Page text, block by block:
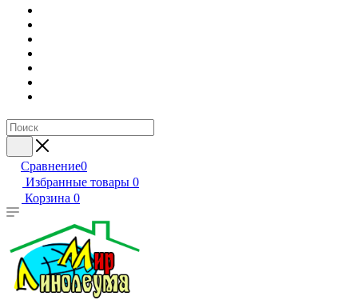
Сравнение0
Избранные товары 0
Корзина 0